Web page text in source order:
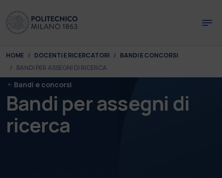
You are here:
HOME DOCENTI E RICERCATORI
BANDI E CONCORSI
BANDI PER ASSEGNI DI RICERCA
Bandi e concorsi
Bandi per assegni di
ricerca